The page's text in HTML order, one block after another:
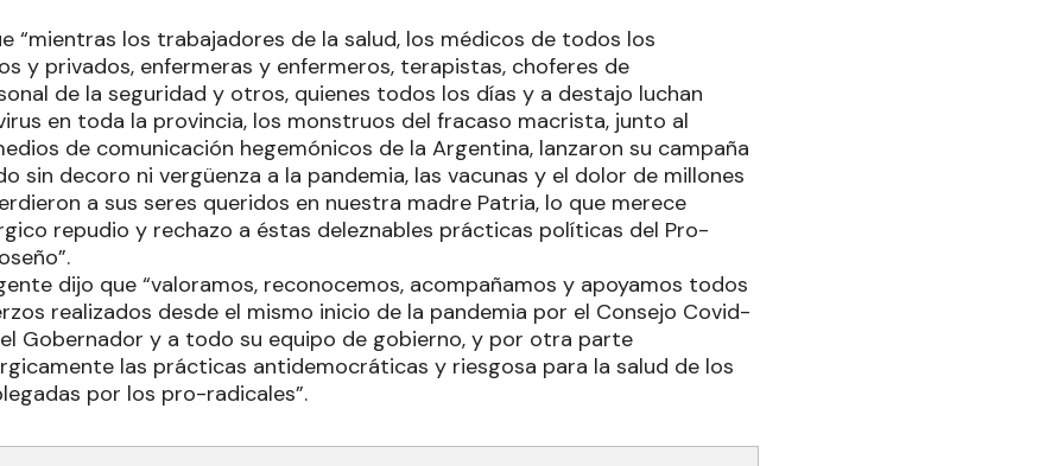
“mientras los trabajadores de la salud, los médicos de todos los
y privados, enfermeras y enfermeros, terapistas, choferes de
de la seguridad y otros, quienes todos los días y a destajo luchan
en toda la provincia, los monstruos del fracaso macrista, junto al
de comunicación hegemónicos de la Argentina, lanzaron su campaña
sin decoro ni vergüenza a la pandemia, las vacunas y el dolor de millones
a sus seres queridos en nuestra madre Patria, lo que merece
repudio y rechazo a éstas deleznables prácticas políticas del Pro-
dijo que “valoramos, reconocemos, acompañamos y apoyamos todos
realizados desde el mismo inicio de la pandemia por el Consejo Covid-
el Gobernador y a todo su equipo de gobierno, y por otra parte
las prácticas antidemocráticas y riesgosa para la salud de los
por los pro-radicales”.